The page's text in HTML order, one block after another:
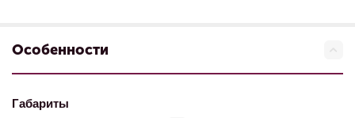
Особенности
Габариты